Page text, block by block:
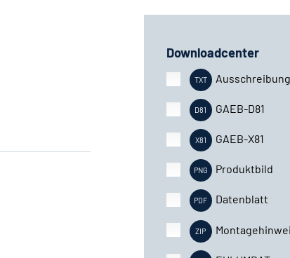
Downloadcenter
GAEB-D81
GAEB-X81
Produktbild
Datenblatt